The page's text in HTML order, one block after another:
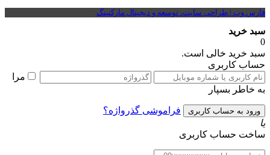
فارس وب | طراحی سایت، توسعه و دیجیتال مارکتینگ
سبد خرید
0
سبد خرید خالی است.
حساب کاربری
مرا
به خاطر بسپار
فراموشی گذرواژه؟
یا
ساخت حساب کاربری